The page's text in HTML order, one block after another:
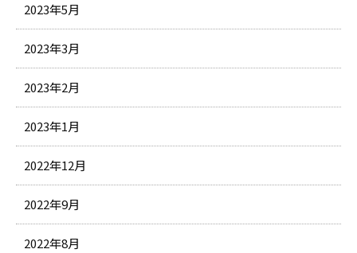
2023年5月
2023年3月
2023年2月
2023年1月
2022年12月
2022年9月
2022年8月